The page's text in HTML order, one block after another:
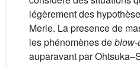
légèrement des
Merle. La presence de
les phénomènes deblow-
auparavant par